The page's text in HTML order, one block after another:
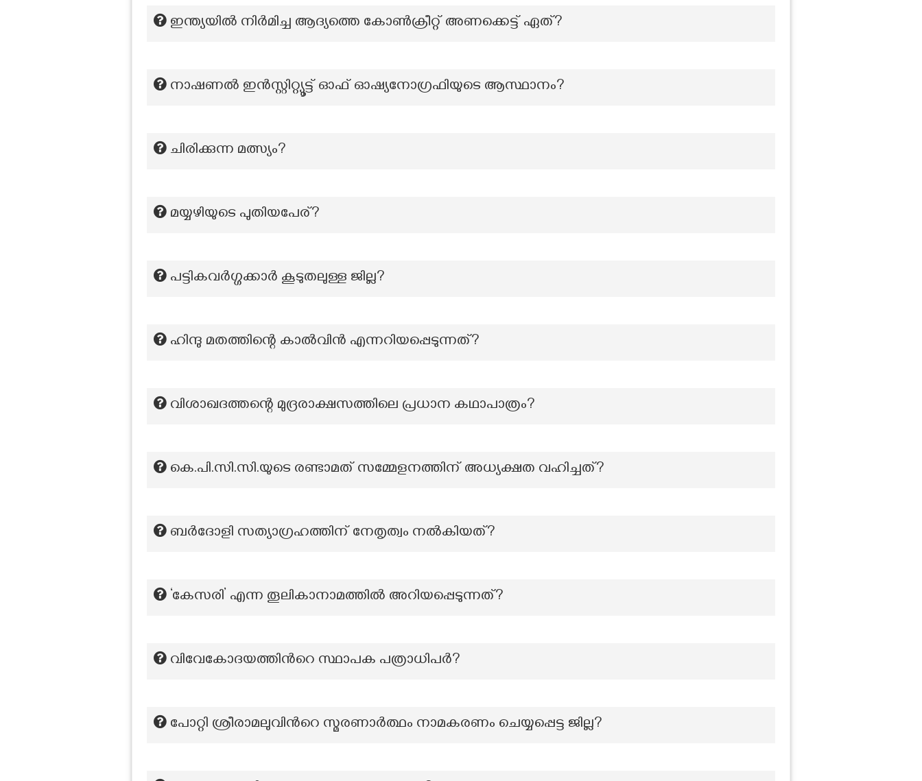
ഇന്ത്യയിൽ നിർമിച്ച ആദ്യത്തെ കോൺക്രീറ്റ് അണക്കെട്ട് ഏത്?
നാഷണൽ ഇൻസ്റ്റിറ്റ്യൂട്ട് ഓഫ് ഓഷ്യനോഗ്രഫിയുടെ ആസ്ഥാനം?
ചിരിക്കുന്ന മത്സ്യം?
മയ്യഴിയുടെ പുതിയപേര്?
പട്ടികവര്‍ഗ്ഗക്കാര്‍ കൂടുതലുള്ള ജില്ല?
ഹിന്ദു മതത്തിന്റെ കാൽവിൻ എന്നറിയപ്പെടുന്നത്?
വിശാഖദത്തന്റെ മുദ്രരാക്ഷസത്തിലെ പ്രധാന കഥാപാത്രം?
കെ.പി.സി.സി.യുടെ രണ്ടാമത് സമ്മേളനത്തിന് അധ്യക്ഷത വഹിച്ചത്?
ബർദോളി സത്യാഗ്രഹത്തിന് നേതൃത്വം നൽകിയത്?
‘കേസരി’ എന്ന തൂലികാനാമത്തില്‍ അറിയപ്പെടുന്നത്?
വിവേകോദയത്തിന്‍റെ സ്ഥാപക പത്രാധിപര്‍?
പോറ്റി ശ്രീരാമലുവിന്‍റെ സ്മരണാർത്ഥം നാമകരണം ചെയ്യപ്പെട്ട ജില്ല?